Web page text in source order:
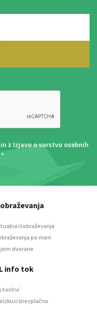
in z Izjavo o varstvu osebnih
izobraževanja
po meri
dvorane
info tok
brezplačno